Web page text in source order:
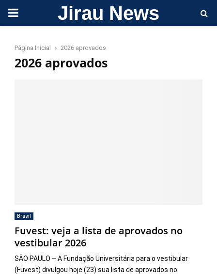
PRIMARY Jirau News
Página Inicial 2026 aprovados
2026 aprovados
Brasil
Fuvest: veja a lista de aprovados no
vestibular 2026
SÃO PAULO – A Fundação Universitária para o vestibular
(Fuvest) divulgou hoje (23) sua lista de aprovados no